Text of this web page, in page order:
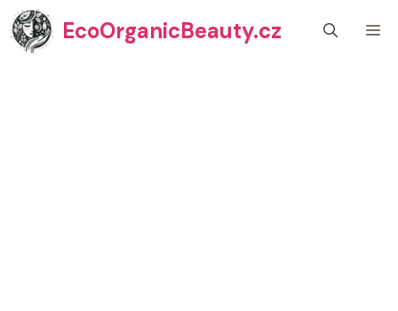
Přeskočit
na
obsah
EcoOrganicBeauty.cz